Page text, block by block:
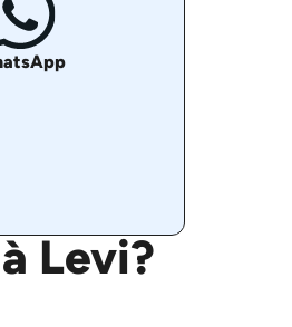
Levi?